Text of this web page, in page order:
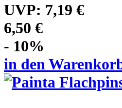
UVP: 7,19 €
6,50 €
- 10%
in den